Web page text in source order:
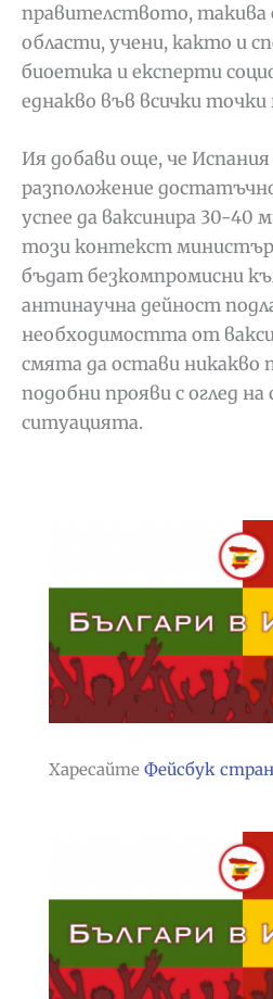
правителството,
области, учени, както и
биоетика и експерти
еднакво във всички
Ия добави още, че
разположение
успее да ваксинира 30-40
този контекст
бъдат безкомпромисни
антинаучна дейност
необходимостта от
смята да остави никакво
подобни прояви с оглед
ситуацията.
Харесайте Фейсбук